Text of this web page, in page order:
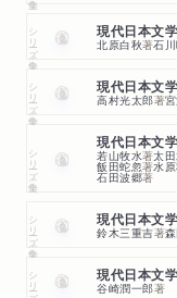
シリーズ・全集 現代日本文
北原白秋著石
シリーズ・全集 現代日本文
高村光太郎著
シリーズ・全集 若山牧水著太
飯田蛇忽著水
石田波郷著
シリーズ・全集 現代日本文
鈴木三重吉著
シリーズ・全集 現代日本文
谷崎潤一郎著